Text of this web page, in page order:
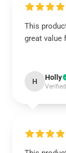
This
great value
H Holly